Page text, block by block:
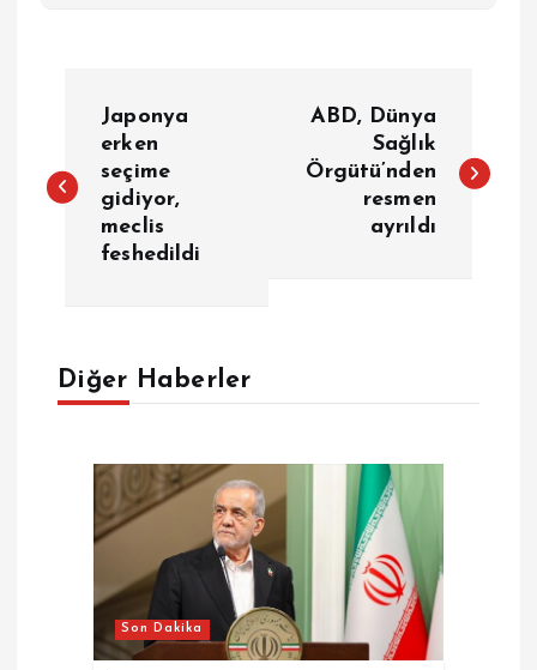
z
e
Japonya
erken
seçime
gidiyor,
meclis
feshedildi
ABD, Dünya
Sağlık
Örgütü’nden
resmen
ayrıldı
Diğer Haberler
Son Dakika